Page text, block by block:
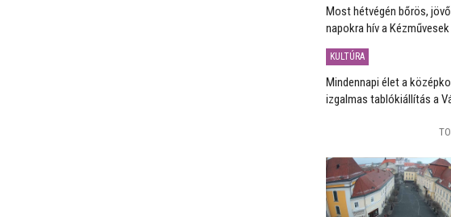
Most hétvégén bőrös,
napokra hív a
KULTÚRA
Mindennapi élet a
izgalmas tablókiállítás a